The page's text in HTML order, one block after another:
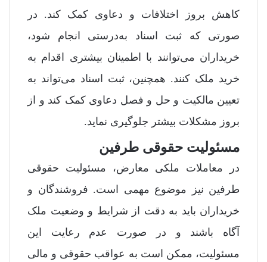
کاهش بروز اختلافات و دعاوی کمک کند. در
صورتی که ثبت اسناد به‌درستی انجام شود،
خریداران می‌توانند با اطمینان بیشتری اقدام به
خرید ملک کنند. همچنین، ثبت اسناد می‌تواند به
تعیین مالکیت و حل و فصل دعاوی کمک کند و از
بروز مشکلات بیشتر جلوگیری نماید.
مسئولیت حقوقی طرفین
در معاملات ملکی معارض، مسئولیت حقوقی
طرفین نیز موضوع مهمی است. فروشندگان و
خریداران باید به دقت از شرایط و وضعیت ملک
آگاه باشند و در صورت عدم رعایت این
مسئولیت، ممکن است به عواقب حقوقی و مالی